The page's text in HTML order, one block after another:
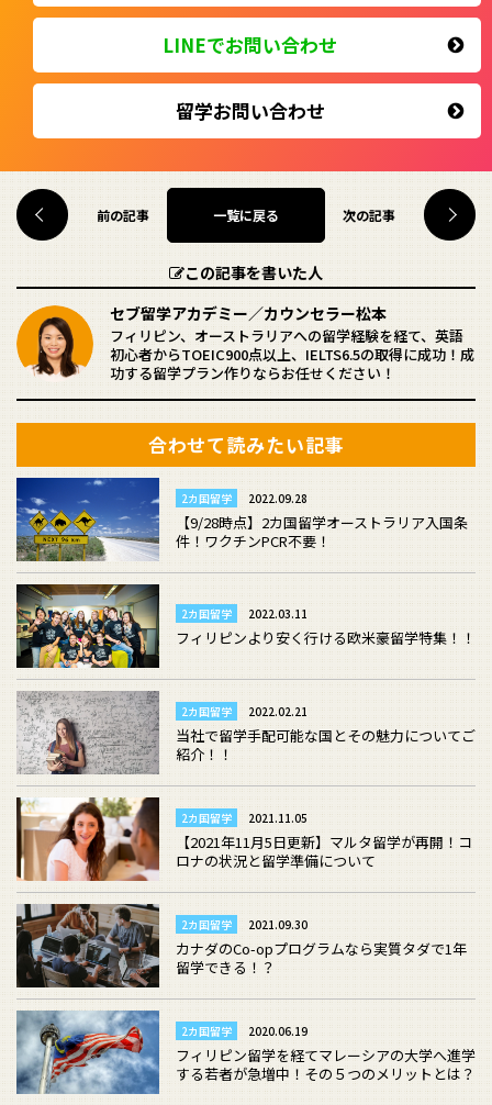
LINEでお問い合わせ
留学お問い合わせ
前の記事 一覧に戻る 次の記事
この記事を書いた人
セブ留学アカデミー／カウンセラー松本
フィリピン、オーストラリアへの留学経験を経て、英語
初心者からTOEIC900点以上、IELTS6.5の取得に成功！成
功する留学プラン作りならお任せください！
合わせて読みたい記事
2カ国留学 2022.09.28
【9/28時点】2カ国留学オーストラリア入国条
件！ワクチンPCR不要！
2カ国留学 2022.03.11
フィリピンより安く行ける欧米豪留学特集！！
2カ国留学 2022.02.21
当社で留学手配可能な国とその魅力についてご
紹介！！
2カ国留学 2021.11.05
【2021年11月5日更新】マルタ留学が再開！コ
ロナの状況と留学準備について
2カ国留学 2021.09.30
カナダのCo-opプログラムなら実質タダで1年
留学できる！？
2カ国留学 2020.06.19
フィリピン留学を経てマレーシアの大学へ進学
する若者が急増中！その５つのメリットとは？